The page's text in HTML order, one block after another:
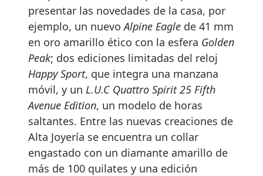
presentar las novedades de la casa, por
ejemplo, un nuevo Alpine Eagle de 41 mm
en oro amarillo ético con la esfera Golden
Peak; dos ediciones limitadas del reloj
Happy Sport, que integra una manzana
móvil, y un L.U.C Quattro Spirit 25 Fifth
Avenue Edition, un modelo de horas
saltantes. Entre las nuevas creaciones de
Alta Joyería se encuentra un collar
engastado con un diamante amarillo de
más de 100 quilates y una edición